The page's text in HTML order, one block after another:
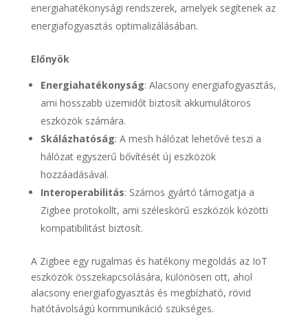
energiahatékonysági rendszerek, amelyek segítenek az
energiafogyasztás optimalizálásában.
Előnyök
Energiahatékonyság: Alacsony energiafogyasztás,
ami hosszabb üzemidőt biztosít akkumulátoros
eszközök számára.
Skálázhatóság: A mesh hálózat lehetővé teszi a
hálózat egyszerű bővítését új eszközök
hozzáadásával.
Interoperabilitás: Számos gyártó támogatja a
Zigbee protokollt, ami széleskörű eszközök közötti
kompatibilitást biztosít.
A Zigbee egy rugalmas és hatékony megoldás az IoT
eszközök összekapcsolására, különösen ott, ahol
alacsony energiafogyasztás és megbízható, rövid
hatótávolságú kommunikáció szükséges.